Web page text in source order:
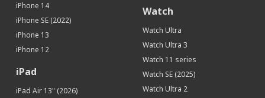
iPhone 14
iPhone SE (2022)
iPhone 13
iPhone 12
iPad
iPad Air 13" (2026)
Watch
Watch Ultra
Watch Ultra 3
Watch 11 series
Watch SE (2025)
Watch Ultra 2